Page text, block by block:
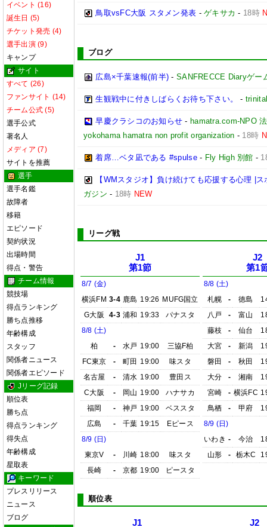
イベント (16)
誕生日 (5)
チケット発売 (4)
選手出演 (9)
キャンプ
サイト
すべて (26)
ファンサイト (14)
チーム公式 (5)
選手公式
著名人
メディア (7)
サイトを推薦
選手
選手名鑑
故障者
移籍
エピソード
契約状況
出場時間
得点・警告
チーム情報
競技場
得点ランキング
勝ち点推移
年齢構成
スタッフ
関係者ニュース
関係者エピソード
Jリーグ記録
順位表
勝ち点
得点ランキング
得失点
年齢構成
星取表
キーワード
プレスリリース
ニュース
ブログ
鳥取vsFC大阪 スタメン発表 -ゲキサカ - 18時
ブログ
広島×千葉速報(前半) -SANFRECCE Diaryゲー
生観戦中に付きしばらくお待ち下さい。 -
早慶クラシコのお知らせ - hamatra.com-NPO
yokohama hamatra non profit organization - 18時
着席…ベタ凪である #spulse- Fly High 別館 -
【WMスタジオ】負け続けても応援する心理 |
ガジン - 18時 NEW
リーグ戦
J1
第1節
8/7 (金)
横浜FM 3-4 鹿島 19:26 MUFG国立
G大阪
4-3 浦和 19:33
パナスタ
8/8 (土)
柏
- 水戸 19:00
三協F柏
FC東京
- 町田 19:00
味スタ
名古屋
- 清水 19:00
豊田ス
C大阪
- 岡山 19:00
ハナサカ
福岡
- 神戸 19:00
ベススタ
広島
- 千葉 19:15
Eピース
8/9 (日)
東京V
- 川崎 18:00
味スタ
長崎
- 京都 19:00 ピースタ
J2
第1
8/8 (土)
札幌
- 徳島
八戸
- 富山
藤枝
- 仙台
大宮
- 新潟
磐田
- 秋田
大分
- 湘南
宮崎
- 横浜FC
鳥栖
- 甲府
8/9 (日)
いわき - 今治
山形
- 栃木C
順位表
J1 J2